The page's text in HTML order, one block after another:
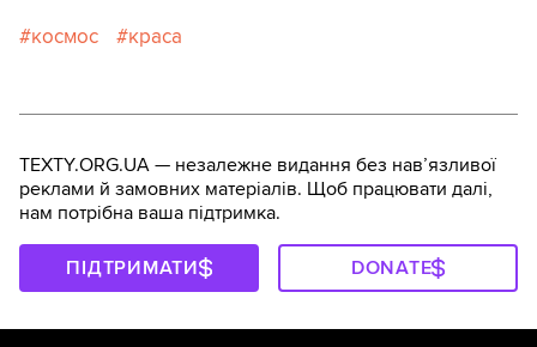
космос краса
TEXTY.ORG.UA — незалежне видання без навʼязливої
реклами й замовних матеріалів. Щоб працювати далі,
нам потрібна ваша підтримка.
ПІДТРИМАТИ DONATE